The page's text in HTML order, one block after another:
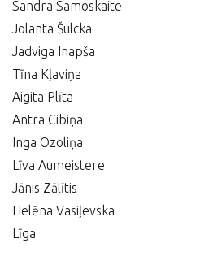
Sandra Samoskaite
Jolanta Šulcka
Jadviga Inapša
Tīna Kļaviņa
Aigita Plīta
Antra Cibiņa
Inga Ozoliņa
Līva Aumeistere
Jānis Zālītis
Helēna Vasiļevska
Līga